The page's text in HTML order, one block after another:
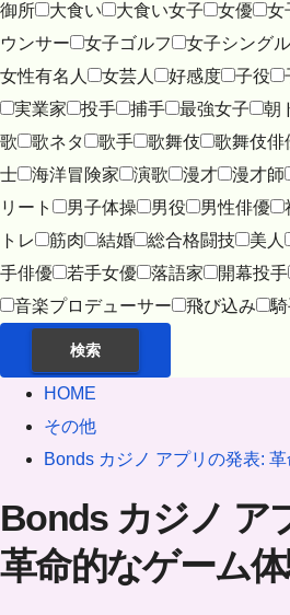
御所
大食い 大食い女子 女優 女
ウンサー
女子ゴルフ 女子シングル
女性有名人
女芸人 好感度 子役
実業家
投手 捕手 最強女子 朝
歌
歌ネタ 歌手 歌舞伎 歌舞伎俳
士
海洋冒険家 演歌 漫才 漫才師
リート
男子体操 男役 男性俳優
トレ
筋肉 結婚 総合格闘技 美人
手俳優
若手女優 落語家 開幕投手
音楽プロデューサー
飛び込み
検索
HOME
その他
Bonds カジノ アプリの発表:
Bonds カジノ ア
革命的なゲーム